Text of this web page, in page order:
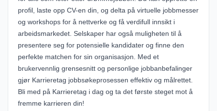
profil, laste opp CV-en din, og delta på virtuelle jobbmesser
og workshops for å nettverke og få verdifull innsikt i
arbeidsmarkedet. Selskaper har også muligheten til å
presentere seg for potensielle kandidater og finne den
perfekte matchen for sin organisasjon. Med et
brukervennlig grensesnitt og personlige jobbanbefalinger
gjør Karrieretag jobbsøkeprosessen effektiv og målrettet.
Bli med på Karrieretag i dag og ta det første steget mot å
fremme karrieren din!